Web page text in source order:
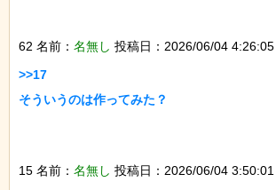
62 名前： 名無し 投稿日：2026/06/04
>>17
そういうのは作ってみた？
15 名前： 名無し 投稿日：2026/06/04 3:50:01